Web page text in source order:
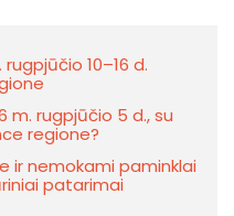
10–16 d.
m. rugpjūčio 5 d., su
regione?
ir nemokami paminklai
patarimai